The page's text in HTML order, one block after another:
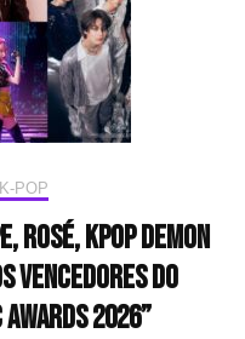
pela
revista
TIME
K-POP
ROSÉ, Kpop Demon
vencedores do
2026”